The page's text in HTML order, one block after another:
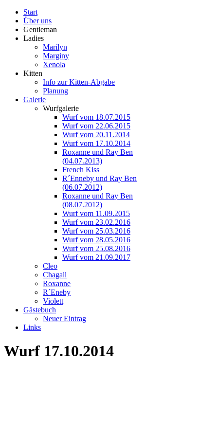
Start
Über uns
Gentleman
Ladies
Marilyn
Marginy
Xenola
Kitten
Info zur Kitten-Abgabe
Planung
Galerie
Wurfgalerie
Wurf vom 18.07.2015
Wurf vom 22.06.2015
Wurf vom 20.11.2014
Wurf vom 17.10.2014
Roxanne und Ray Ben
(04.07.2013)
French Kiss
R´Enneby und Ray Ben
(06.07.2012)
Roxanne und Ray Ben
(08.07.2012)
Wurf vom 11.09.2015
Wurf vom 23.02.2016
Wurf vom 25.03.2016
Wurf vom 28.05.2016
Wurf vom 25.08.2016
Wurf vom 21.09.2017
Cleo
Chagall
Roxanne
R´Eneby
Violett
Gästebuch
Neuer Eintrag
Links
Wurf 17.10.2014